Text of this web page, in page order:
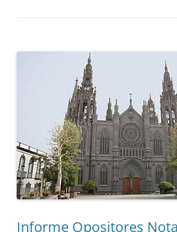
Informe Opositores